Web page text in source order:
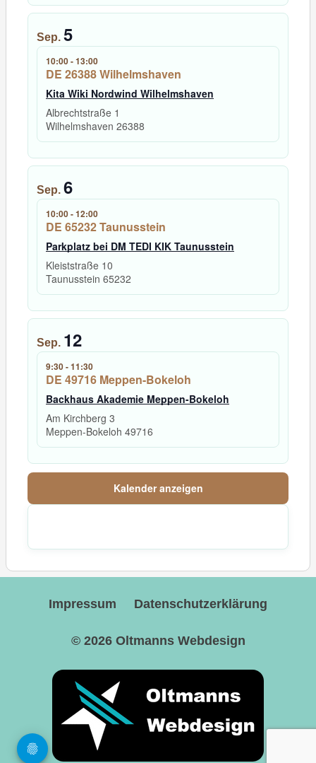
Sep. 5
10:00-13:00
DE 26388 Wilhelmshaven
Kita Wiki Nordwind Wilhelmshaven
Albrechtstraße 1
Wilhelmshaven 26388
Sep. 6
10:00-12:00
DE 65232 Taunusstein
Parkplatz bei DM TEDI KIK Taunusstein
Kleiststraße 10
Taunusstein 65232
Sep. 12
9:30-11:30
DE 49716 Meppen-Bokeloh
Backhaus Akademie Meppen-Bokeloh
Am Kirchberg 3
Meppen-Bokeloh 49716
Kalender anzeigen
Impressum Datenschutzerklärung
© 2026 Oltmanns Webdesign